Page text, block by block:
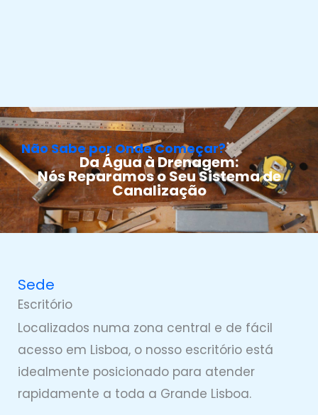
Não Sabe por Onde Começar?
Da Água à Drenagem:
Nós Reparamos o Seu Sistema de
Canalização
Sede
Escritório
Localizados numa zona central e de fácil
acesso em Lisboa, o nosso escritório está
idealmente posicionado para atender
rapidamente a toda a Grande Lisboa.